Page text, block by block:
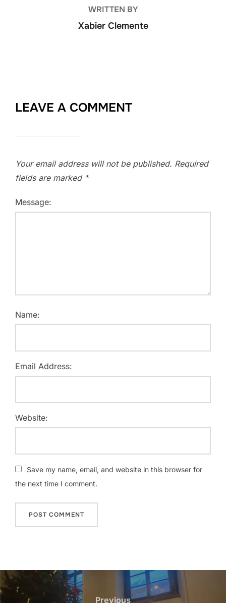
WRITTEN BY
Xabier Clemente
LEAVE A COMMENT
Your email address will not be published. Required
fields are marked *
Message:
Name:
Email Address:
Website:
Save my name, email, and website in this browser for
the next time I comment.
Post
Previous
Previous